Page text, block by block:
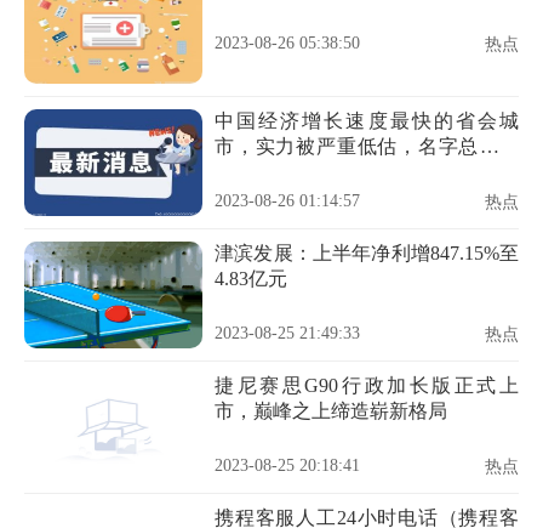
2023-08-26 05:38:50 热点
中国经济增长速度最快的省会城
市，实力被严重低估，名字总被调
2023-08-26 01:14:57 热点
津滨发展：上半年净利增847.15%至
4.83亿元
2023-08-25 21:49:33 热点
捷尼赛思G90行政加长版正式上
市，巅峰之上缔造崭新格局
2023-08-25 20:18:41 热点
携程客服人工24小时电话（携程客